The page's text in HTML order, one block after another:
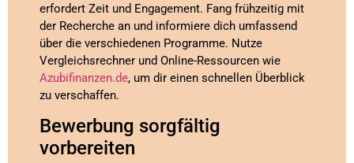
erfordert Zeit und Engagement. Fang frühzeitig mit
der Recherche an und informiere dich umfassend
über die verschiedenen Programme. Nutze
Vergleichsrechner und Online-Ressourcen wie
Azubifinanzen.de, um dir einen schnellen Überblick
zu verschaffen.
Bewerbung sorgfältig
vorbereiten